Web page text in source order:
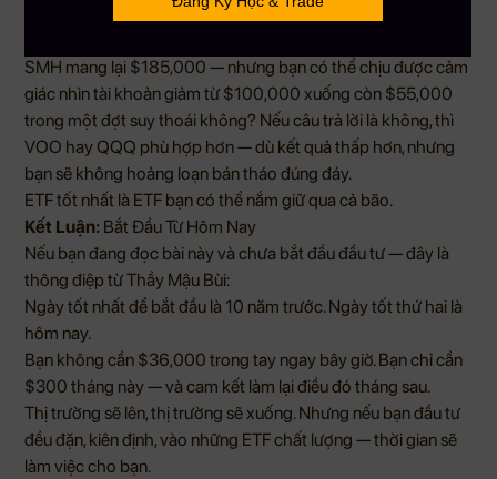
— tự động, không cần suy nghĩ.
SMH mang lại $185,000 — nhưng bạn có thể chịu được cảm
giác nhìn tài khoản giảm từ $100,000 xuống còn $55,000
trong một đợt suy thoái không? Nếu câu trả lời là không, thì
VOO hay QQQ phù hợp hơn — dù kết quả thấp hơn, nhưng
bạn sẽ không hoảng loạn bán tháo đúng đáy.
ETF tốt nhất là ETF bạn có thể nắm giữ qua cả bão.
Kết Luận: Bắt Đầu Từ Hôm Nay
Nếu bạn đang đọc bài này và chưa bắt đầu đầu tư — đây là
thông điệp từ Thầy Mậu Bùi:
Ngày tốt nhất để bắt đầu là 10 năm trước. Ngày tốt thứ hai là
hôm nay.
Bạn không cần $36,000 trong tay ngay bây giờ. Bạn chỉ cần
$300 tháng này — và cam kết làm lại điều đó tháng sau.
Thị trường sẽ lên, thị trường sẽ xuống. Nhưng nếu bạn đầu tư
đều đặn, kiên định, vào những ETF chất lượng — thời gian sẽ
làm việc cho bạn.